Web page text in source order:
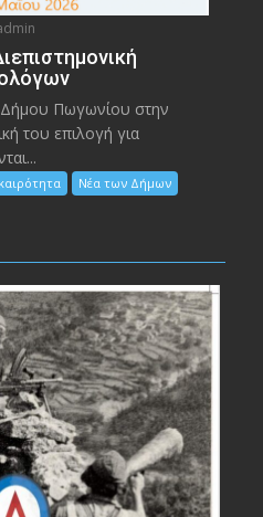
Πωγωνίου στην
του επιλογή για
Νέα των Δήμων